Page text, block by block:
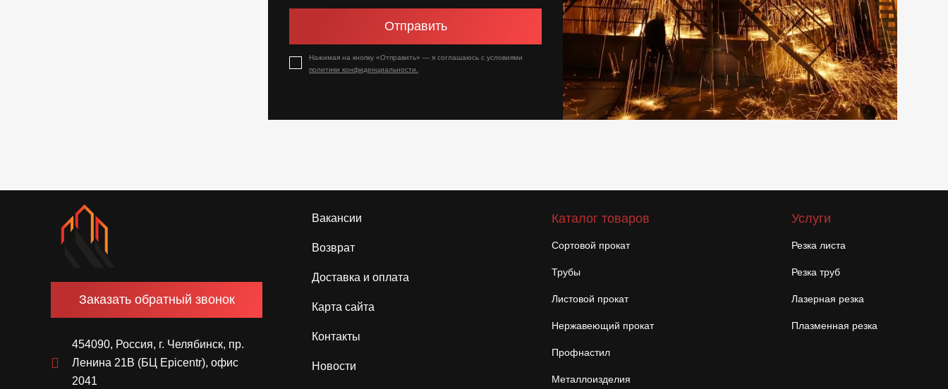
Отправить
Нажимая на кнопку «Отправить» — я соглашаюсь с условиями
политики конфиденциальности.
Заказать обратный звонок
454090, Россия, г. Челябинск, пр.
Ленина 21В (БЦ Epicentr), офис
2041
Вакансии
Возврат
Доставка и оплата
Карта сайта
Контакты
Новости
Каталог товаров
Сортовой прокат
Трубы
Листовой прокат
Нержавеющий прокат
Профнастил
Металлоизделия
Услуги
Резка листа
Резка труб
Лазерная резка
Плазменная резка